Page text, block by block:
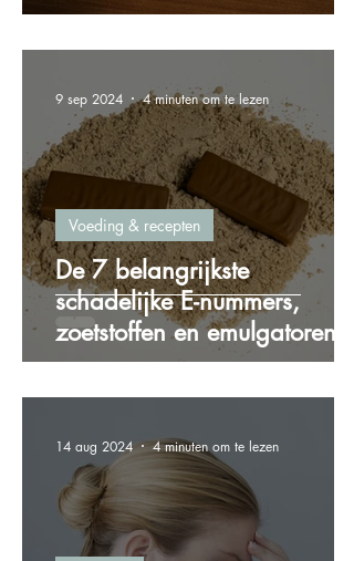
gewichtstoename
De 7 belangrijkste
schadelijke E-nummers,
zoetstoffen en emulgatoren
die je wilt vermijden!
Voeding & recepten
9 sep 2024 4 minuten om te lezen
14 aug 2024 4 minuten om te lezen